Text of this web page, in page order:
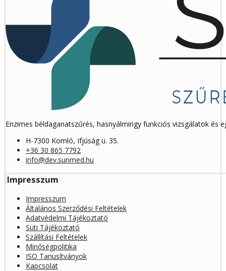
Enzimes béldaganatszűrés, hasnyálmirigy funkciós vizsgálatok és
H-7300 Komló, Ifjúság u. 35.
+36 30 865 7792
info@dev.sunmed.hu
Impresszum
Impresszum
Általános Szerződési Feltételek
Adatvédelmi Tájékoztató
Süti Tájékoztató
Szállítási Feltételek
Minőségpolitika
ISO Tanusítványok
Kapcsolat